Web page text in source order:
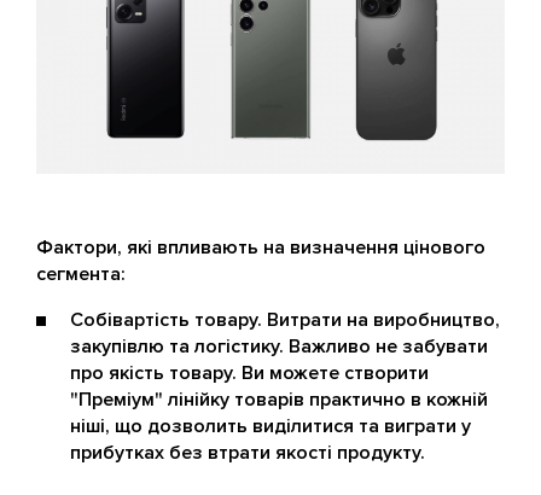
Фактори, які впливають на визначення цінового
сегмента:
Собівартість товару. Витрати на виробництво,
закупівлю та логістику. Важливо не забувати
про якість товару. Ви можете створити
"Преміум" лінійку товарів практично в кожній
ніші, що дозволить виділитися та виграти у
прибутках без втрати якості продукту.